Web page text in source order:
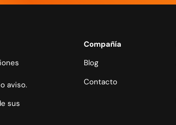
aviso.
sus
Compañía
Blog
Contacto